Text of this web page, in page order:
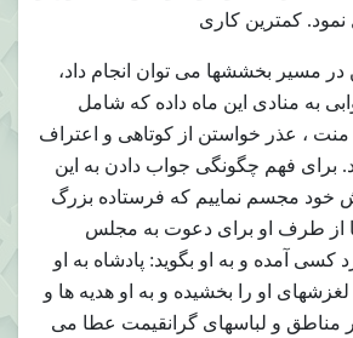
كمترين كارى
در مسير بخششها مى توان انجام داد،
به منادى اين ماه داده كه شامل
منت ، عذر خواستن از كوتاهى و اعتراف
براى فهم چگونگى جواب دادن به اين
خود مجسم نماييم كه فرستاده بزرگ
از طرف او براى دعوت به مجلس
كسى آمده و به او بگويد: پادشاه به او
او را بخشيده و به او هديه ها و
مناطق و لباسهاى گرانقيمت عطا مى